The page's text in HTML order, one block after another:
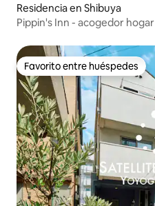
Residencia en Shibuya
Pippin's Inn - acogedor
Favorito entre huéspedes
Favorito entre huéspedes